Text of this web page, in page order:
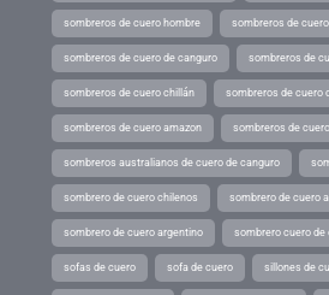
sombreros de cuero hombre sombreros de
sombreros de cuero de canguro sombreros de
sombreros de cuero chillán sombreros de cuero
sombreros de cuero amazon sombreros de cuero
sombreros australianos de cuero de canguro
sombrero de cuero chilenos sombrero de cuero
sombrero de cuero argentino sombrero cuero de
sofas de cuero sofa de cuero sillones de